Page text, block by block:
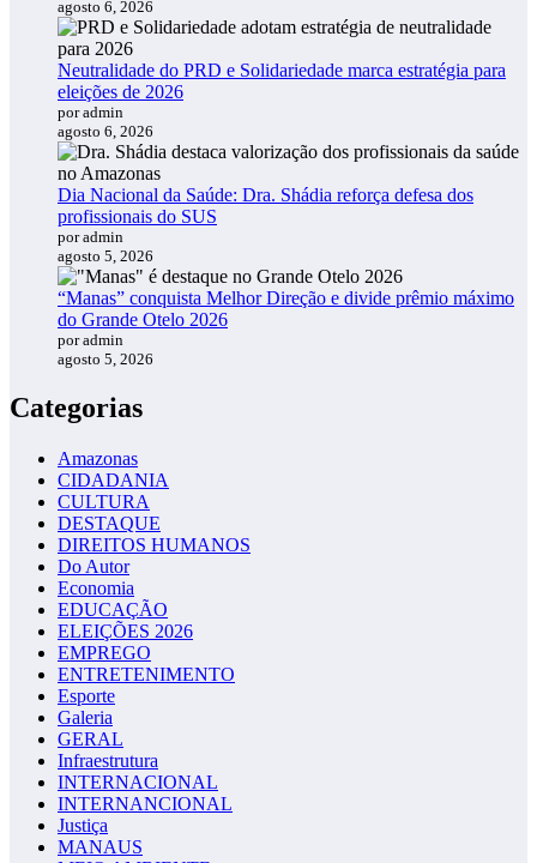
agosto 6, 2026
Neutralidade do PRD e Solidariedade marca estratégia para
eleições de 2026
por admin
agosto 6, 2026
Dia Nacional da Saúde: Dra. Shádia reforça defesa dos
profissionais do SUS
por admin
agosto 5, 2026
“Manas” conquista Melhor Direção e divide prêmio máximo
do Grande Otelo 2026
por admin
agosto 5, 2026
Categorias
Amazonas
CIDADANIA
CULTURA
DESTAQUE
DIREITOS HUMANOS
Do Autor
Economia
EDUCAÇÃO
ELEIÇÕES 2026
EMPREGO
ENTRETENIMENTO
Esporte
Galeria
GERAL
Infraestrutura
INTERNACIONAL
INTERNANCIONAL
Justiça
MANAUS